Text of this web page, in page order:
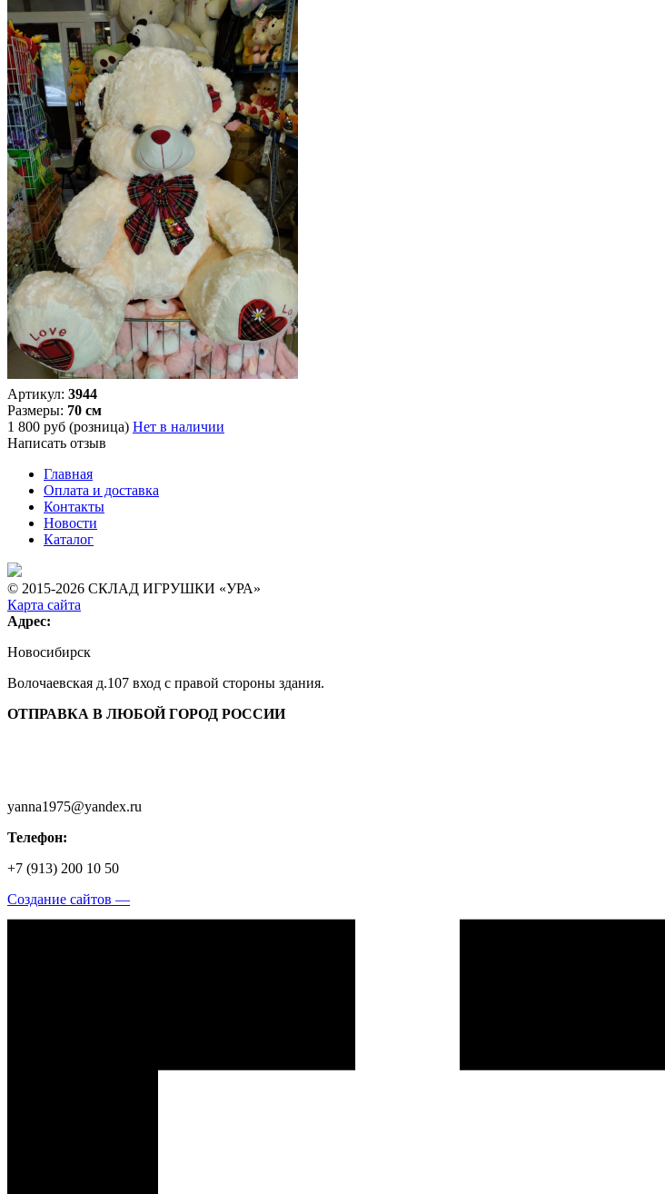
Артикул: 3944
Размеры: 70 см
1 800 руб (розница) Нет в наличии
Написать отзыв
Главная
Оплата и доставка
Контакты
Новости
Каталог
© 2015-2026 СКЛАД ИГРУШКИ «УРА»
Карта сайта
Адрес:
Новосибирск
Волочаевская д.107 вход с правой стороны здания.
ОТПРАВКА В ЛЮБОЙ ГОРОД РОССИИ
yanna1975@yandex.ru
Телефон:
+7 (913) 200 10 50
Создание сайтов —